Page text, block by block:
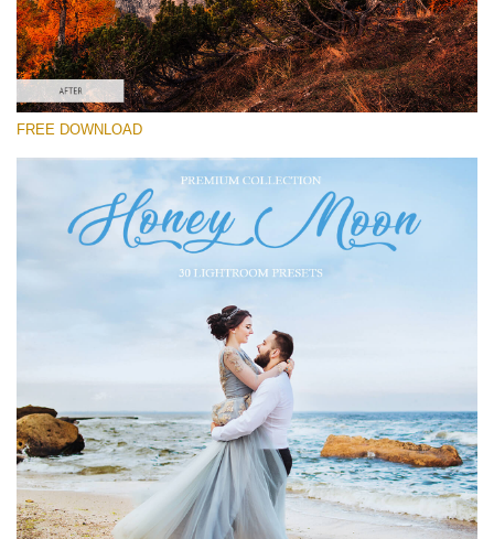
(400 Lr Presets)
Must-Have Collection
(1432 Lr Presets)
Free download
FREE DOWNLOAD